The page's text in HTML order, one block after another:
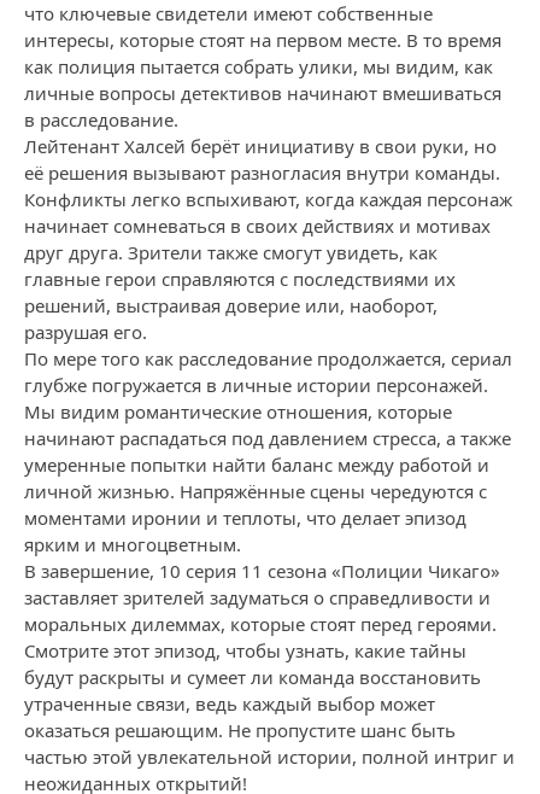
что ключевые свидетели имеют собственные
интересы, которые стоят на первом месте. В то время
как полиция пытается собрать улики, мы видим, как
личные вопросы детективов начинают вмешиваться
в расследование.
Лейтенант Халсей берёт инициативу в свои руки, но
её решения вызывают разногласия внутри команды.
Конфликты легко вспыхивают, когда каждая персонаж
начинает сомневаться в своих действиях и мотивах
друг друга. Зрители также смогут увидеть, как
главные герои справляются с последствиями их
решений, выстраивая доверие или, наоборот,
разрушая его.
По мере того как расследование продолжается, сериал
глубже погружается в личные истории персонажей.
Мы видим романтические отношения, которые
начинают распадаться под давлением стресса, а также
умеренные попытки найти баланс между работой и
личной жизнью. Напряжённые сцены чередуются с
моментами иронии и теплоты, что делает эпизод
ярким и многоцветным.
В завершение, 10 серия 11 сезона «Полиции Чикаго»
заставляет зрителей задуматься о справедливости и
моральных дилеммах, которые стоят перед героями.
Смотрите этот эпизод, чтобы узнать, какие тайны
будут раскрыты и сумеет ли команда восстановить
утраченные связи, ведь каждый выбор может
оказаться решающим. Не пропустите шанс быть
частью этой увлекательной истории, полной интриг и
неожиданных открытий!